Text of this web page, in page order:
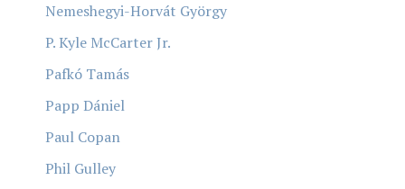
Nemeshegyi-Horvát György
P. Kyle McCarter Jr.
Pafkó Tamás
Papp Dániel
Paul Copan
Phil Gulley